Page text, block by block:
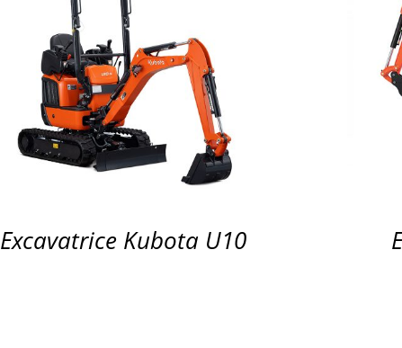
APERÇU
Excavatrice Kubota U10